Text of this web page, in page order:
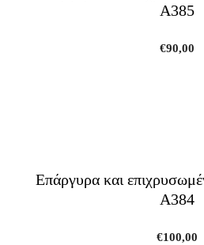
A385
€90,00
Επάργυρα και
A384
€100,00